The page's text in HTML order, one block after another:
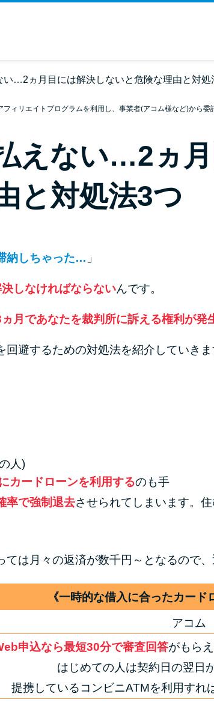
い…2ヵ月目には解決しないと危険な理由と対処
ィリエイトプログラムを利用し、事業者(アコム様など)から委
えない…2ヵ
と対処法3つ
納しちゃった… 」
しなければならないんです。
月であなたを裁判所に訴える権利が発
避するための対処法を紹介していきま
人)
カードローンを利用するのも手
率で強制退去させられてしまいます。
は月々の返済が数千円～となるので
《一時的な借入に合ったカード
アコム
申込なら最短30分で審査回答がもら
はじめての人は契約日の翌日
提携しているコンビニATMを利用すれ